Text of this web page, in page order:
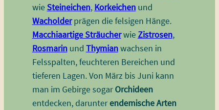
wieSteineichen, Korkeichenund
Wacholderprägen die felsigen Hänge.
Macchiaartige SträucherwieZistrosen,
Rosmarinund Thymianwachsen in
Felsspalten, feuchteren Bereichen und
tieferen Lagen. Von März bis Juni kann
man im Gebirge sogarOrchideen
entdecken, darunterendemische Arten